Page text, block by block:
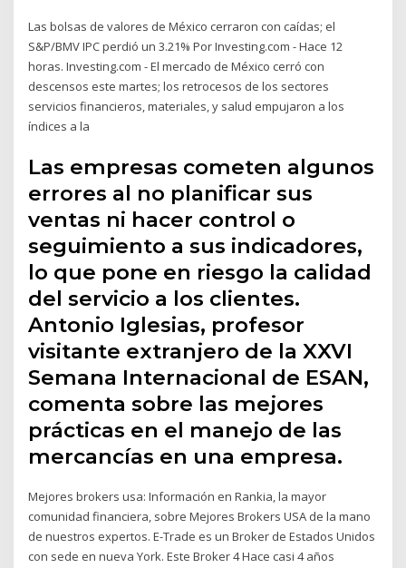
Las bolsas de valores de México cerraron con caídas; el
S&P/BMV IPC perdió un 3.21% Por Investing.com - Hace 12
horas. Investing.com - El mercado de México cerró con
descensos este martes; los retrocesos de los sectores
servicios financieros, materiales, y salud empujaron a los
índices a la
Las empresas cometen algunos
errores al no planificar sus
ventas ni hacer control o
seguimiento a sus indicadores,
lo que pone en riesgo la calidad
del servicio a los clientes.
Antonio Iglesias, profesor
visitante extranjero de la XXVI
Semana Internacional de ESAN,
comenta sobre las mejores
prácticas en el manejo de las
mercancías en una empresa.
Mejores brokers usa: Información en Rankia, la mayor
comunidad financiera, sobre Mejores Brokers USA de la mano
de nuestros expertos. E-Trade es un Broker de Estados Unidos
con sede en nueva York. Este Broker 4 Hace casi 4 años